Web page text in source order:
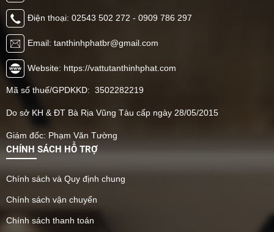
Điện thoại: 02543 502 272 - 0909 786 297
Email: tanthinhphatbr@gmail.com
Website: https://vattutanthinhphat.com
Mã số thuế/GPDKKD: 3502282219
Do sở KH & ĐT Bà Rịa Vũng Tàu cấp ngày 28/05/2015
Giám đốc: Phạm Văn Tường
CHÍNH SÁCH HỖ TRỢ
Chính sách và Quy định chung
Chính sách vận chuyển
Chính sách thanh toán